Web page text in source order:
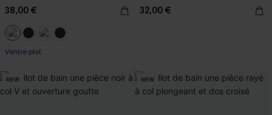
38,00 €
Ventre plat
32,00 €
NEW NEW